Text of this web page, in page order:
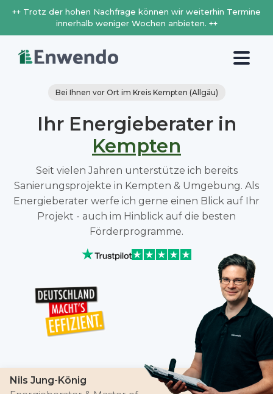
++ Trotz der hohen Nachfrage können wir weiterhin Termine
innerhalb weniger Wochen anbieten. ++
Bei Ihnen vor Ort im Kreis Kempten (Allgäu)
Ihr Energieberater in
Kempten
Seit vielen Jahren unterstütze ich bereits
Sanierungsprojekte in Kempten & Umgebung. Als
Energieberater werfe ich gerne einen Blick auf Ihr
Projekt - auch im Hinblick auf die besten
Förderprogramme.
Nils Jung-König